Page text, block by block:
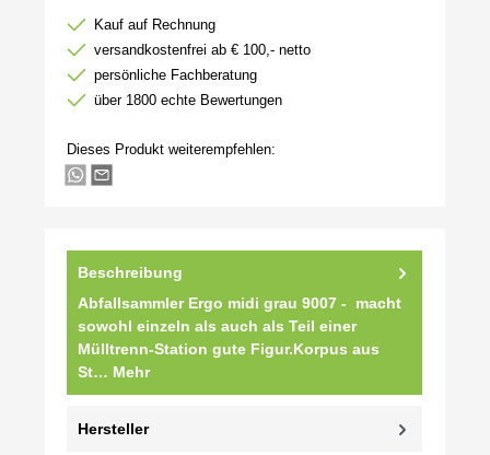
Kauf auf Rechnung
versandkostenfrei ab € 100,- netto
persönliche Fachberatung
über 1800 echte Bewertungen
Dieses Produkt weiterempfehlen:
Beschreibung
Abfallsammler Ergo midi grau 9007 - macht
sowohl einzeln als auch als Teil einer
Mülltrenn-Station gute Figur.Korpus aus
St… Mehr
Hersteller